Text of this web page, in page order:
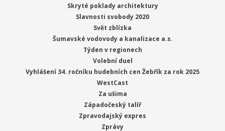
Skryté poklady architektury
Slavnosti svobody 2020
Svět zblízka
Šumavské vodovody a kanalizace a.s.
Týden v regionech
Volební duel
Vyhlášení 34. ročníku hudebních cen Žebřík za rok 2025
WestCast
Za ušima
Západočeský talíř
Zpravodajský expres
Zprávy